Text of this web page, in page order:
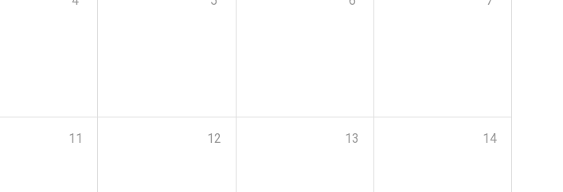
11 12 13 14